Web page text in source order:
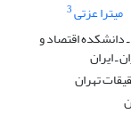
میترا عزتی3
اقتصاد و
ـ ایران
تهران